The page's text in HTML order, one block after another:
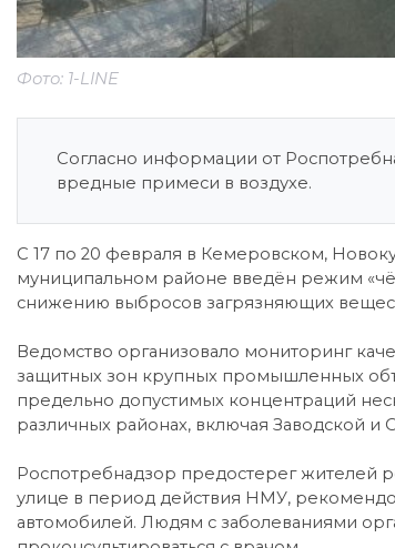
Фото: 1-LINE
Согласно информации от
вредные примеси в воздухе.
С 17 по 20 февраля в Кемеровском,
муниципальном районе введён режим
снижению выбросов загрязняющих
Ведомство организовало мониторинг
защитных зон крупных промышленных
предельно допустимых концентраций
различных районах, включая Заводской
Роспотребнадзор предостерег жителей
улице в период действия НМУ,
автомобилей. Людям с заболеваниями